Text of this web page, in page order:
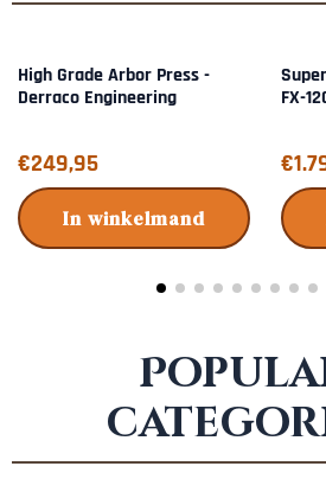
High Grade Arbor Press -
Derraco Engineering
Prijs: 249,95
€249,95
In winkelmand
FX-
Prijs: